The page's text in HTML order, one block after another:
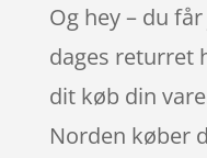
Og hey – du
dages returret
dit køb din
Norden køber